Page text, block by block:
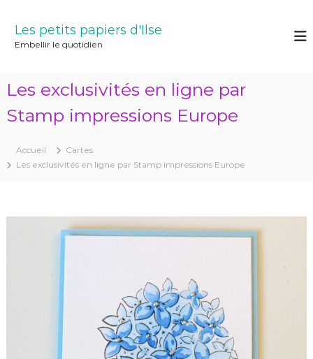
Les petits papiers d'Ilse
Embellir le quotidien
Les exclusivités en ligne par
Stamp impressions Europe
Accueil
Cartes
Les exclusivités en ligne par Stamp impressions Europe